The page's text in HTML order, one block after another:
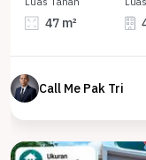
47 m²
Call Me Pak Tri